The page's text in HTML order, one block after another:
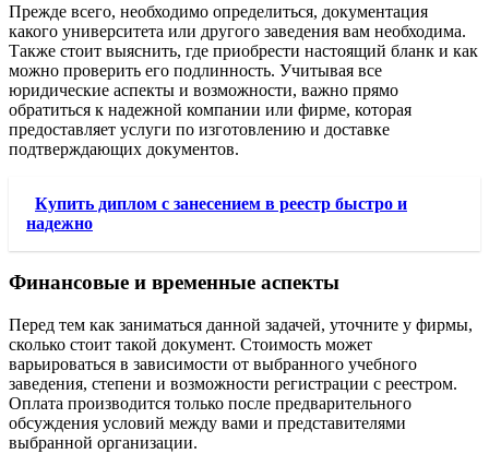
Прежде всего, необходимо определиться, документация
какого университета или другого заведения вам необходима.
Также стоит выяснить, где приобрести настоящий бланк и как
можно проверить его подлинность. Учитывая все
юридические аспекты и возможности, важно прямо
обратиться к надежной компании или фирме, которая
предоставляет услуги по изготовлению и доставке
подтверждающих документов.
Купить диплом с занесением в реестр быстро и
надежно
Финансовые и временные аспекты
Перед тем как заниматься данной задачей, уточните у фирмы,
сколько стоит такой документ. Стоимость может
варьироваться в зависимости от выбранного учебного
заведения, степени и возможности регистрации с реестром.
Оплата производится только после предварительного
обсуждения условий между вами и представителями
выбранной организации.